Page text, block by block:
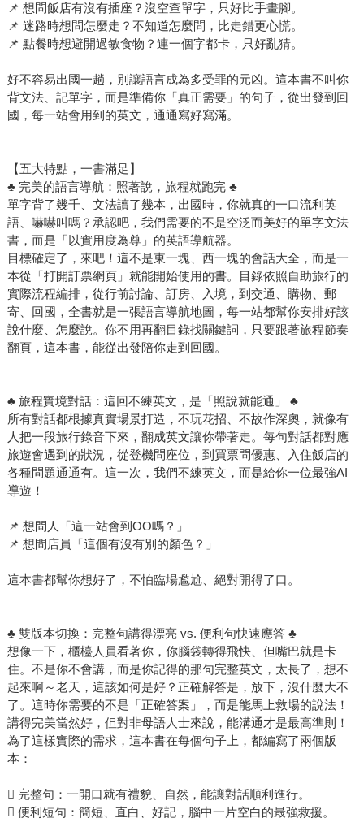
📌 想問飯店有沒有插座？沒空查單字，只好比手畫腳。
📌 迷路時想問怎麼走？不知道怎麼問，比走錯更心慌。
📌 點餐時想避開過敏食物？連一個字都卡，只好亂猜。
好不容易出國一趟，別讓語言成為多受罪的元凶。這本書不叫你
背文法、記單字，而是準備你「真正需要」的句子，從出發到回
國，每一站會用到的英文，通通寫好寫滿。
【五大特點，一書滿足】
♣ 完美的語言導航：照著說，旅程就跑完 ♣
單字背了幾千、文法讀了幾本，出國時，你就真的一口流利英
語、嚇嚇叫嗎？承認吧，我們需要的不是空泛而美好的單字文法
書，而是「以實用度為尊」的英語導航器。
目標確定了，來吧！這不是東一塊、西一塊的會話大全，而是一
本從「打開訂票網頁」就能開始使用的書。目錄依照自助旅行的
實際流程編排，從行前討論、訂房、入境，到交通、購物、郵
寄、回國，全書就是一張語言導航地圖，每一站都幫你安排好該
說什麼、怎麼說。你不用再翻目錄找關鍵詞，只要跟著旅程節奏
翻頁，這本書，能從出發陪你走到回國。
♣ 旅程實境對話：這回不練英文，是「照說就能通」 ♣
所有對話都根據真實場景打造，不玩花招、不故作深奧，就像有
人把一段旅行錄音下來，翻成英文讓你帶著走。每句對話都對應
旅遊會遇到的狀況，從登機問座位，到買票問優惠、入住飯店的
各種問題通通有。這一次，我們不練英文，而是給你一位最強AI
導遊！
📌 想問人「這一站會到OO嗎？」
📌 想問店員「這個有沒有別的顏色？」
這本書都幫你想好了，不怕臨場尷尬、絕對開得了口。
♣ 雙版本切換：完整句講得漂亮 vs. 便利句快速應答 ♣
想像一下，櫃檯人員看著你，你腦袋轉得飛快、但嘴巴就是卡
住。不是你不會講，而是你記得的那句完整英文，太長了，想不
起來啊～老天，這該如何是好？正確解答是，放下，沒什麼大不
了。這時你需要的不是「正確答案」，而是能馬上救場的說法！
講得完美當然好，但對非母語人士來說，能溝通才是最高準則！
為了這樣實際的需求，這本書在每個句子上，都編寫了兩個版
本：
 完整句：一開口就有禮貌、自然，能讓對話順利進行。
 便利短句：簡短、直白、好記，腦中一片空白的最強救援。